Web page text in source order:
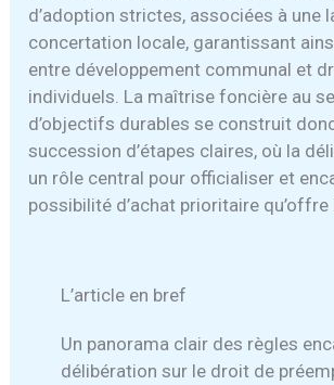
d’adoption strictes, associées à une
concertation locale, garantissant
entre développement communal et
individuels. La maîtrise foncière au
d’objectifs durables se construit
succession d’étapes claires, où la
un rôle central pour officialiser et
possibilité d’achat prioritaire
L’article en bref
Un panorama clair des règles
délibération sur le droit de